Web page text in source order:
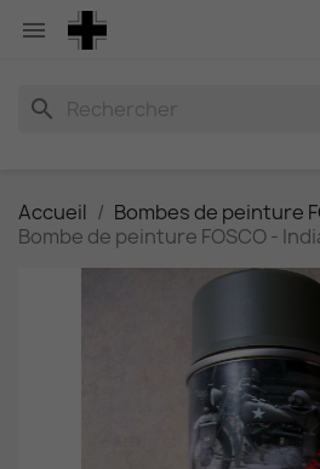

search
Accueil Bombes de peinture
Bombe de peinture FOSCO -